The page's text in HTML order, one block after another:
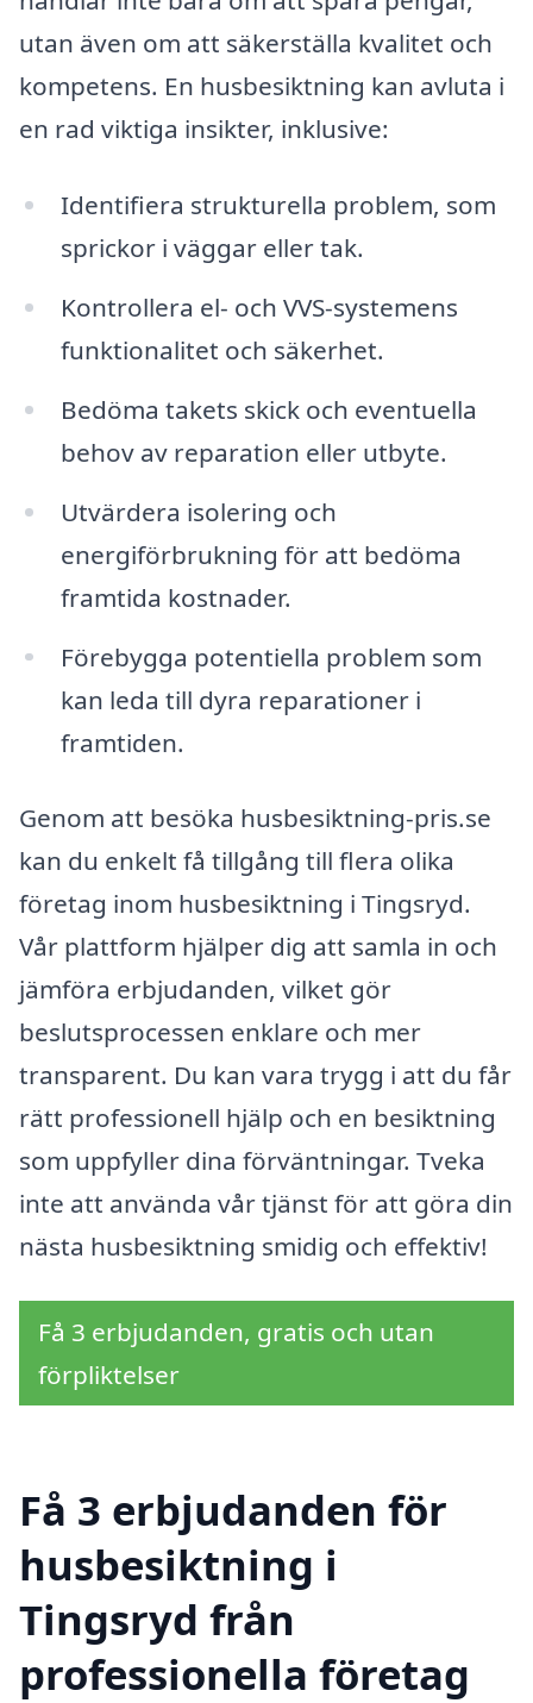
utan även om att säkerställa kvalitet och
kompetens. En husbesiktning kan avluta i
en rad viktiga insikter, inklusive:
Identifiera strukturella problem, som
sprickor i väggar eller tak.
Kontrollera el- och VVS-systemens
funktionalitet och säkerhet.
Bedöma takets skick och eventuella
behov av reparation eller utbyte.
Utvärdera isolering och
energiförbrukning för att bedöma
framtida kostnader.
Förebygga potentiella problem som
kan leda till dyra reparationer i
framtiden.
Genom att besöka husbesiktning-pris.se
kan du enkelt få tillgång till flera olika
företag inom husbesiktning i Tingsryd.
Vår plattform hjälper dig att samla in och
jämföra erbjudanden, vilket gör
beslutsprocessen enklare och mer
transparent. Du kan vara trygg i att du får
rätt professionell hjälp och en besiktning
som uppfyller dina förväntningar. Tveka
inte att använda vår tjänst för att göra din
nästa husbesiktning smidig och effektiv!
Få 3 erbjudanden, gratis och utan
förpliktelser
Få 3 erbjudanden för
husbesiktning i
Tingsryd från
professionella företag